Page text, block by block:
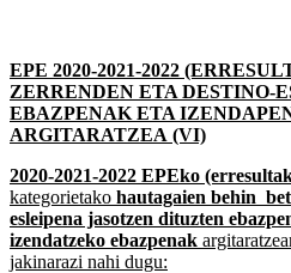
EPE 2020-2021-2022
ZERRENDEN ETA DESTINO-
EBAZPENAK ETA
ARGITARATZEA (VI)
2020-2021-2022 EPEko
kategorietako hautagaien behin
esleipena jasotzen dituzten
izendatzeko ebazpenak
jakinarazi nahi dugu: